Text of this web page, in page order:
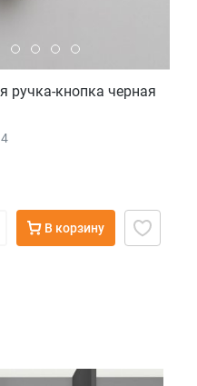
ручка-кнопка черная
В корзину